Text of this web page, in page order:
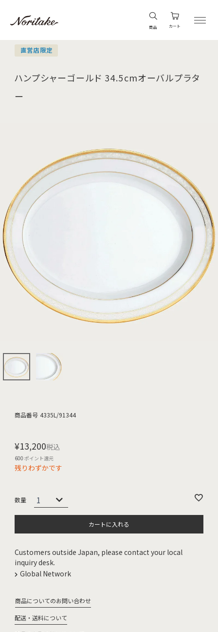
商品 カート
直営店限定
ハンプシャーゴールド 34.5cmオーバルプラタ
ー
商品番号 4335L/91344
¥13,200税込
600ポイント還元
残りわずかです
カートに入れる
Customers outside Japan, please contact your local
inquiry desk.
Global Network
商品についてのお問い合わせ
配送・送料について